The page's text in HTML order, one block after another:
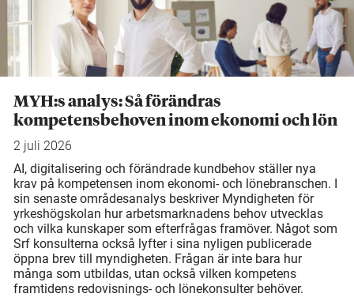
MYH:s analys: Så förändras
kompetensbehoven inom ekonomi och lön
2 juli 2026
AI, digitalisering och förändrade kundbehov ställer nya
krav på kompetensen inom ekonomi- och lönebranschen. I
sin senaste områdesanalys beskriver Myndigheten för
yrkeshögskolan hur arbetsmarknadens behov utvecklas
och vilka kunskaper som efterfrågas framöver. Något som
Srf konsulterna också lyfter i sina nyligen publicerade
öppna brev till myndigheten. Frågan är inte bara hur
många som utbildas, utan också vilken kompetens
framtidens redovisnings- och lönekonsulter behöver.